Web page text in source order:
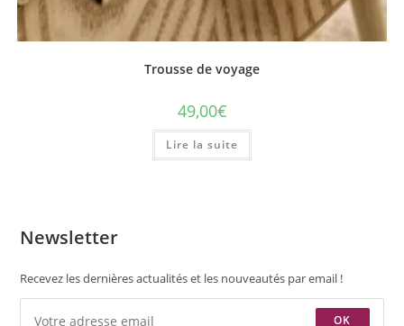
Trousse de voyage
49,00€
Lire la suite
Newsletter
Recevez les dernières actualités et les nouveautés par email !
OK